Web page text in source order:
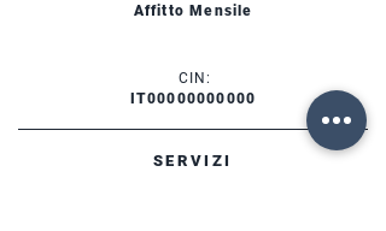
Affitto Mensile
CIN:
IT00000000000
SERVIZI